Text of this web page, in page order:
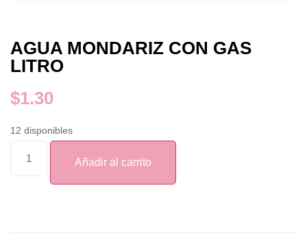
AGUA MONDARIZ CON GAS
LITRO
$1.30
12 disponibles
Añadir al carrito